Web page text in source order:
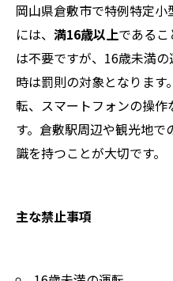
岡山県倉敷市で特例特定
には、 満16歳以上である
は不要ですが、16歳未満
時は罰則の対象となります
転、スマートフォンの操
す。倉敷駅周辺や観光地で
識を持つことが大切です。
主な禁止事項